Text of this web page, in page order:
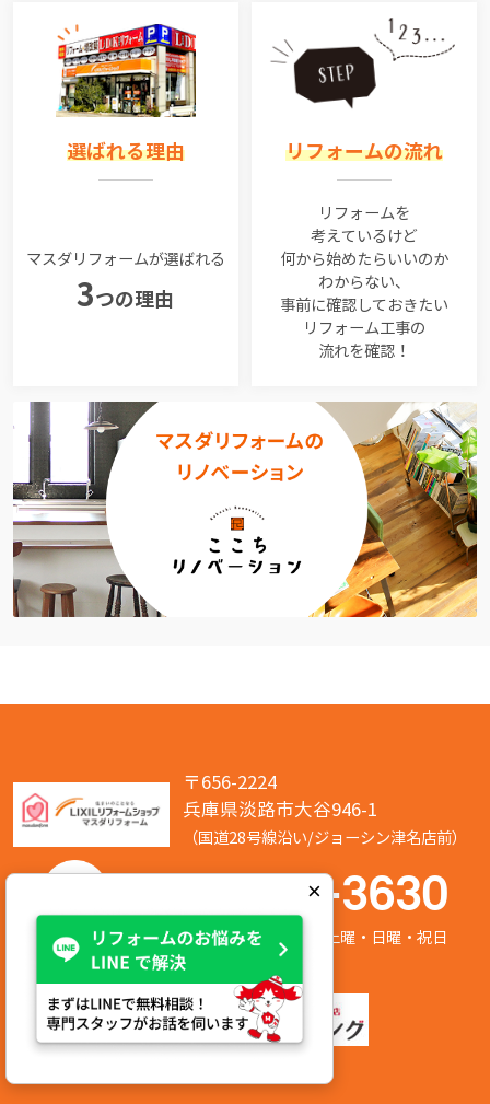
選ばれる理由
マスダリフォームが選ばれる
3つの理由
リフォームの流れ
リフォームを
考えているけど
何から始めたらいいのか
わからない、
事前に確認しておきたい
リフォーム工事の
流れを確認！
〒656-2224
兵庫県淡路市大谷946-1
（国道28号線沿い/ジョーシン津名店前）
050-7586-3630
営業時間:8:00～17:00 定休日:第2/第4土曜・日曜・祝日
×